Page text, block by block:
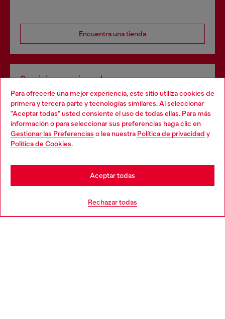
Para ofrecerle una mejor experiencia, este sitio utiliza cookies de
primera y tercera parte y tecnologías similares. Al seleccionar
"Aceptar todas" usted consiente el uso de todas ellas. Para más
información o para seleccionar sus preferencias haga clic en
Gestionar las Preferencias o lea nuestra Política de privacidad y
Política de Cookies.
Rechazar todas
Aceptar todas
Encuentra una tienda
Servicios omnicanal
Descubre todos nuestros servicios, tanto en línea como
en la tienda.
Choose your location
You are currently browsing España website, but it seems you
may be based in United States